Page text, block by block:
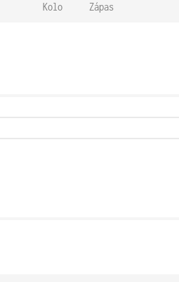
Kolo Zápas